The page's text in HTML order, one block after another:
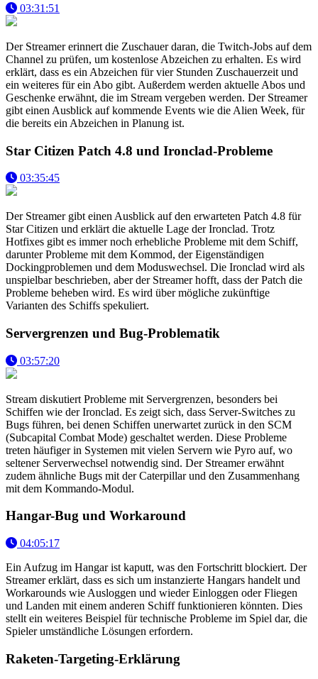
03:31:51
Der Streamer erinnert die Zuschauer daran, die Twitch-Jobs auf dem
Channel zu prüfen, um kostenlose Abzeichen zu erhalten. Es wird
erklärt, dass es ein Abzeichen für vier Stunden Zuschauerzeit und
ein weiteres für ein Abo gibt. Außerdem werden aktuelle Abos und
Geschenke erwähnt, die im Stream vergeben werden. Der Streamer
gibt einen Ausblick auf kommende Events wie die Alien Week, für
die bereits ein Abzeichen in Planung ist.
Star Citizen Patch 4.8 und Ironclad-Probleme
03:35:45
Der Streamer gibt einen Ausblick auf den erwarteten Patch 4.8 für
Star Citizen und erklärt die aktuelle Lage der Ironclad. Trotz
Hotfixes gibt es immer noch erhebliche Probleme mit dem Schiff,
darunter Probleme mit dem Kommod, der Eigenständigen
Dockingproblemen und dem Moduswechsel. Die Ironclad wird als
unspielbar beschrieben, aber der Streamer hofft, dass der Patch die
Probleme beheben wird. Es wird über mögliche zukünftige
Varianten des Schiffs spekuliert.
Servergrenzen und Bug-Problematik
03:57:20
Stream diskutiert Probleme mit Servergrenzen, besonders bei
Schiffen wie der Ironclad. Es zeigt sich, dass Server-Switches zu
Bugs führen, bei denen Schiffen unerwartet zurück in den SCM
(Subcapital Combat Mode) geschaltet werden. Diese Probleme
treten häufiger in Systemen mit vielen Servern wie Pyro auf, wo
seltener Serverwechsel notwendig sind. Der Streamer erwähnt
zudem ähnliche Bugs mit der Caterpillar und den Zusammenhang
mit dem Kommando-Modul.
Hangar-Bug und Workaround
04:05:17
Ein Aufzug im Hangar ist kaputt, was den Fortschritt blockiert. Der
Streamer erklärt, dass es sich um instanzierte Hangars handelt und
Workarounds wie Ausloggen und wieder Einloggen oder Fliegen
und Landen mit einem anderen Schiff funktionieren könnten. Dies
stellt ein weiteres Beispiel für technische Probleme im Spiel dar, die
Spieler umständliche Lösungen erfordern.
Raketen-Targeting-Erklärung